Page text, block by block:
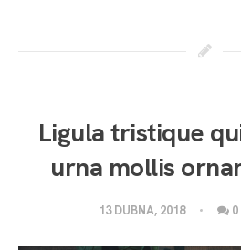
Ligula tristique
urna mollis
13 DUBNA, 2018 0